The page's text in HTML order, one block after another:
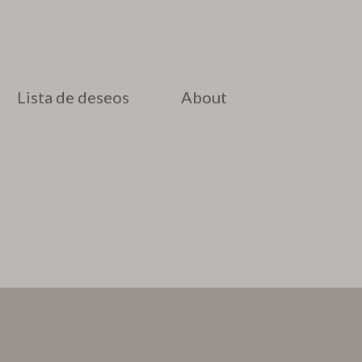
Lista de deseos About